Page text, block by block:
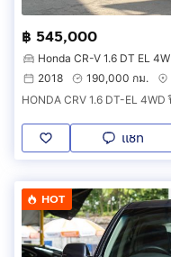
฿ 545,000
Honda CR-V 1.6 DT EL
2018
190,000 กม.
แชท
HOT